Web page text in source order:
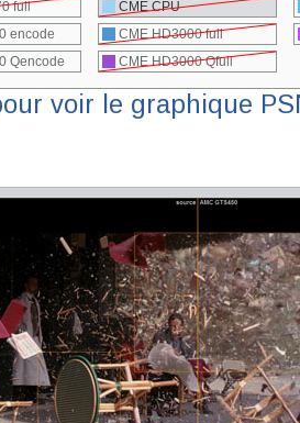
voir le graphique